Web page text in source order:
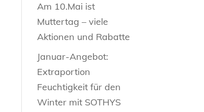
Am 10.Mai ist
Muttertag – viele
Aktionen und Rabatte
Januar-Angebot:
Extraportion
Feuchtigkeit für den
Winter mit SOTHYS